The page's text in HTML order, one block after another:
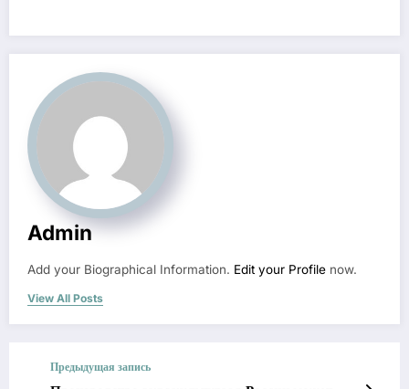
Admin
Add your Biographical Information. Edit your Profile now.
View All Posts
Предыдущая запись